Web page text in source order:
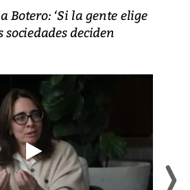
Botero: ‘Si la gente elige
deciden